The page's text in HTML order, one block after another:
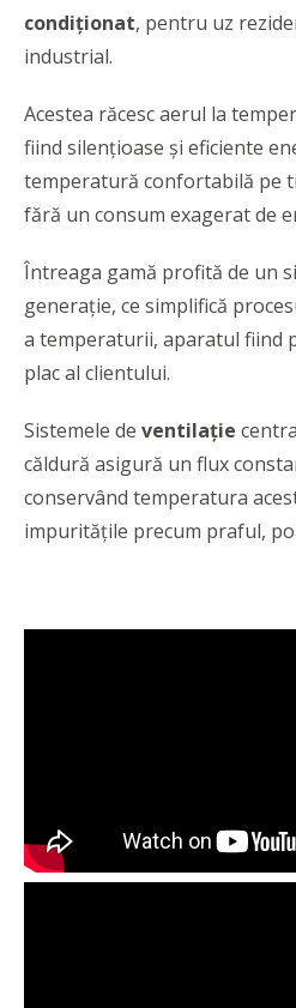
condiţionat, pentru uz
industrial.
Acestea răcesc aerul la
fiind silenţioase şi eficiente
temperatură confortabilă pe
fără un consum exagerat de
Întreaga gamă profită de un
generaţie, ce simplifică
a temperaturii, aparatul fiind
plac al clientului.
Sistemele de ventilaţie
căldură asigură un flux
conservând temperatura
impurităţile precum praful,